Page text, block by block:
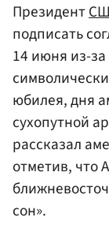
Президент
подписать
14 июня из-
юбилея, дня
сухопутной
рассказал
отметив, что
сон».